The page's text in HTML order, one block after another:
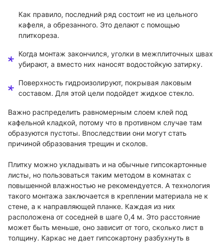
Как правило, последний ряд состоит не из цельного
кафеля, а обрезанного. Это делают с помощью
плиткореза.
Когда монтаж закончился, уголки в межплиточных швах
убирают, а вместо них наносят водостойкую затирку.
Поверхность гидроизолируют, покрывая лаковым
составом. Для этой цели подойдет жидкое стекло.
Важно распределить равномерным слоем клей под
кафельной кладкой, потому что в противном случае там
образуются пустоты. Впоследствии они могут стать
причиной образования трещин и сколов.
Плитку можно укладывать и на обычные гипсокартонные
листы, но пользоваться таким методом в комнатах с
повышенной влажностью не рекомендуется. А технология
такого монтажа заключается в креплении материала не к
стене, а к направляющей планке. Каждая из них
расположена от соседней в шаге 0,4 м. Это расстояние
может быть меньше, оно зависит от того, сколько лист в
толщину. Каркас не дает гипсокартону разбухнуть в